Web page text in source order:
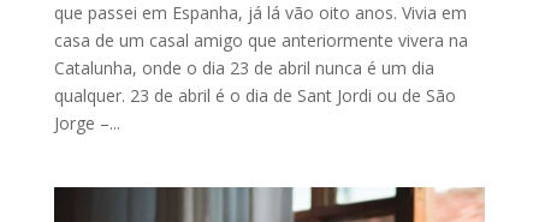
que passei em Espanha, já lá vão oito anos. Vivia em
casa de um casal amigo que anteriormente vivera na
Catalunha, onde o dia 23 de abril nunca é um dia
qualquer. 23 de abril é o dia de Sant Jordi ou de São
Jorge –...